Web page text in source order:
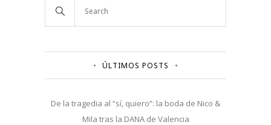
ÚLTIMOS POSTS
De la tragedia al “sí, quiero”: la boda de Nico &
Mila tras la DANA de Valencia